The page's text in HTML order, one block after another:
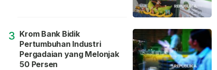
3 Krom Bank Bidik
Pertumbuhan Industri
Pergadaian yang Melonjak
50 Persen